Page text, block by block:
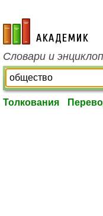
academic.ru
Словари и
Толкования